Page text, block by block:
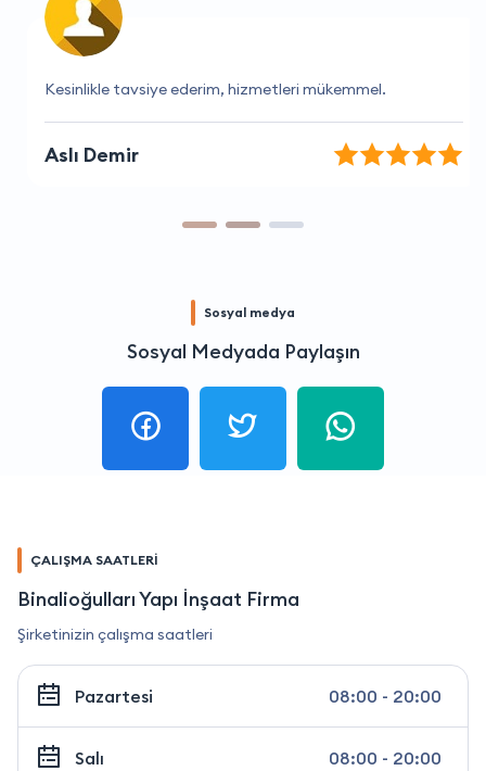
Kesinlikle tavsiye ederim, hizmetleri mükemmel.
Aslı Demir
Sosyal medya
Sosyal Medyada Paylaşın
ÇALIŞMA SAATLERİ
Binalioğulları Yapı İnşaat Firma
Şirketinizin çalışma saatleri
Pazartesi 08:00 - 20:00
Salı 08:00 - 20:00